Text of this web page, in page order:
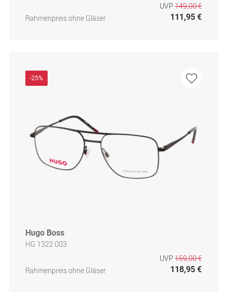
Rahmenpreis ohne Gläser
UVP 149,00 €
111,95 €
-25%
Hugo Boss
HG 1322 003
Rahmenpreis ohne Gläser
UVP 159,00 €
118,95 €